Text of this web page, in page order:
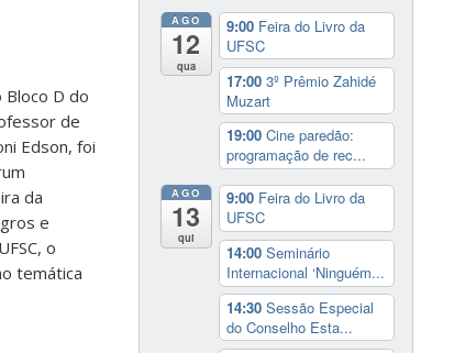
D do
de
Edson, foi
da
e
o
temática
AGO
12
qua
9:00 Feira do Livro da
UFSC
17:00 3º Prêmio Zahidé
Muzart
19:00 Cine paredão:
programação de rec...
AGO
13
qui
9:00 Feira do Livro da
UFSC
14:00 Seminário
Internacional ‘Ninguém...
14:30 Sessão Especial
do Conselho Esta...